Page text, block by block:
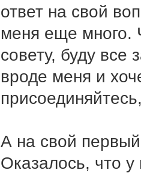
ответ на свой
меня еще много.
совету, буду все
вроде меня и
А на свой
Оказалось, что